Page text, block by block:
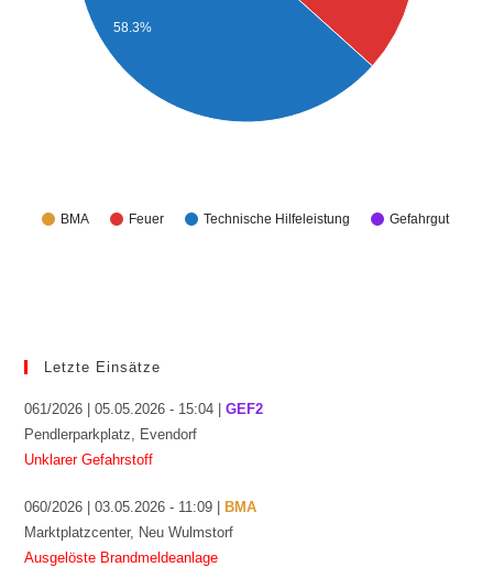
BMA Feuer Technische Hilfeleistung Gefahrgut
58.3%
Letzte Einsätze
061/2026 | 05.05.2026 - 15:04 |GEF2
Pendlerparkplatz, Evendorf
Unklarer Gefahrstoff
060/2026 | 03.05.2026 - 11:09 |
BMA
Marktplatzcenter, Neu Wulmstorf
Ausgelöste Brandmeldeanlage